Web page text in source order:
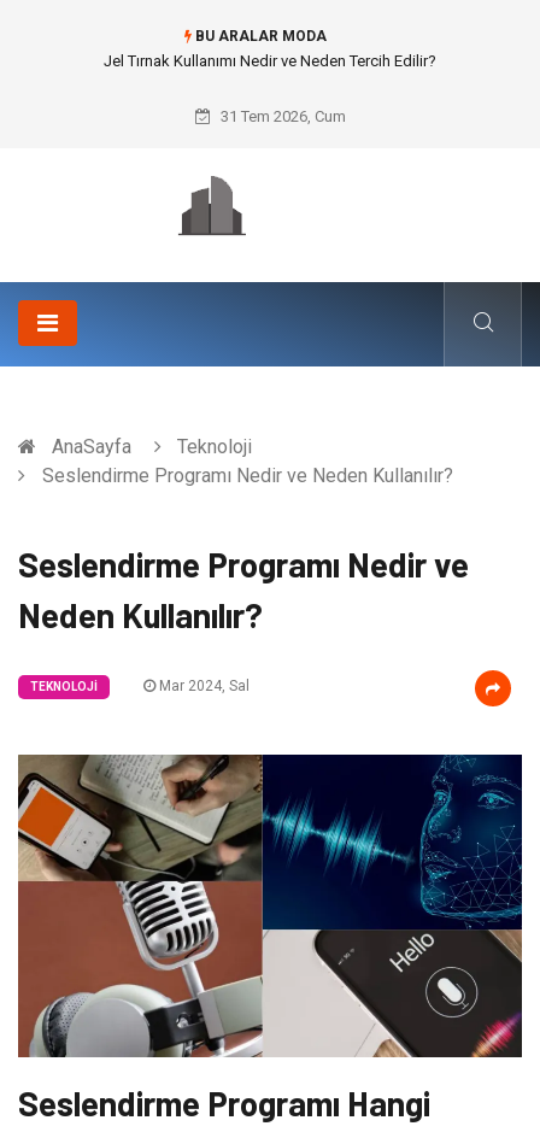
BU ARALAR MODA
Rss3 ile Otomotiv ve Lastik Sanayisinde Yüksek Mukavemet
31 Tem 2026, Cum
AnaSayfa
Teknoloji
Seslendirme Programı Nedir ve Neden Kullanılır?
Seslendirme Programı Nedir ve
Neden Kullanılır?
TEKNOLOJI Mar 2024, Sal
Seslendirme Programı Hangi